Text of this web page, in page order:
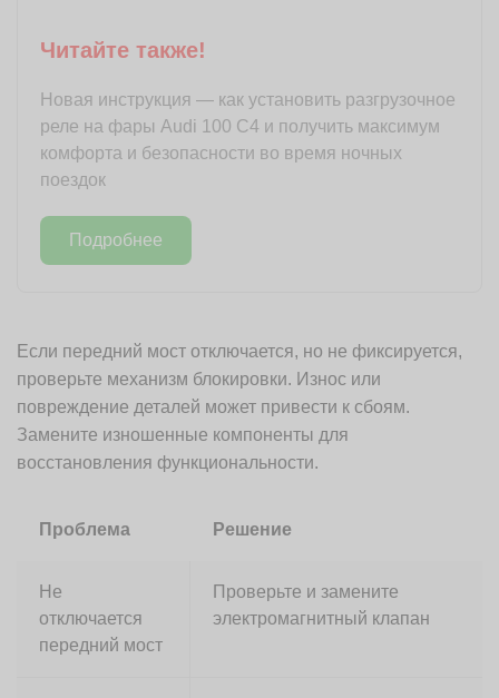
Читайте также!
Новая инструкция — как установить разгрузочное
реле на фары Audi 100 С4 и получить максимум
комфорта и безопасности во время ночных
поездок
Подробнее
Если передний мост отключается, но не фиксируется,
проверьте механизм блокировки. Износ или
повреждение деталей может привести к сбоям.
Замените изношенные компоненты для
восстановления функциональности.
Проблема Решение
Не
отключается
передний мост
Проверьте и замените
электромагнитный клапан